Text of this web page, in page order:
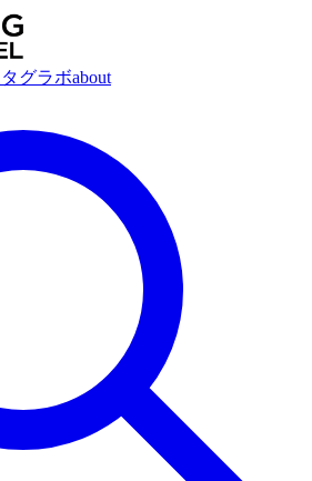
タグラボabout